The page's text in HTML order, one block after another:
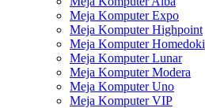
Meja Komputer Expo
Meja Komputer Highpoint
Meja Komputer Homedoki
Meja Komputer Lunar
Meja Komputer Modera
Meja Komputer Uno
Meja Komputer VIP